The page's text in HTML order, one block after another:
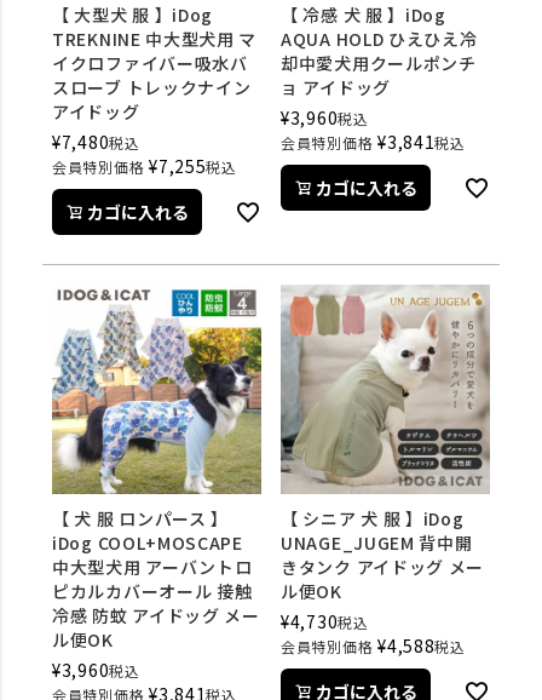
【 大型犬 服 】iDog
TREKNINE 中大型犬用 マ
イクロファイバー吸水バ
スローブ トレックナイン
アイドッグ
¥7,480税込
会員特別価格 ¥7,255税込
カゴに入れる
【 冷感 犬 服 】iDog
AQUA HOLD ひえひえ冷
却中愛犬用クールポンチ
ョ アイドッグ
¥3,960税込
会員特別価格 ¥3,841税込
カゴに入れる
【 犬 服 ロンパース 】
iDog COOL+MOSCAPE
中大型犬用 アーバントロ
ピカルカバーオール 接触
冷感 防蚊 アイドッグ メー
ル便OK
¥3,960税込
会員特別価格 ¥3,841税込
【 シニア 犬 服 】iDog
UNAGE_JUGEM 背中開
きタンク アイドッグ メー
ル便OK
¥4,730税込
会員特別価格 ¥4,588税込
カゴに入れる